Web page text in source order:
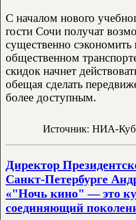
С началом нового
гости Сочи получат
существенно сэкономить
общественном
скидок начнет
обещая сделать
более доступным.
Источник: НИА-
Директор
Санкт-Петербурге
«"Ночь кино" — это
соединяющий